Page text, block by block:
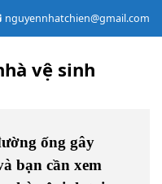
nguyennhatchien@gmail.com
vệ sinh
ống gây
bạn cần xem